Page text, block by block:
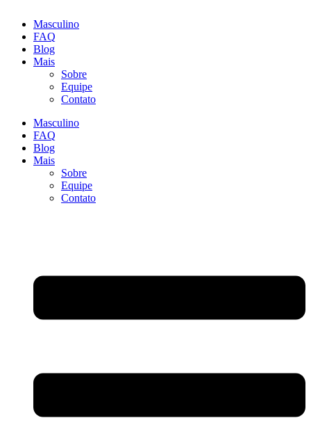
Masculino
FAQ
Blog
Mais
Sobre
Equipe
Contato
Masculino
FAQ
Blog
Mais
Sobre
Equipe
Contato